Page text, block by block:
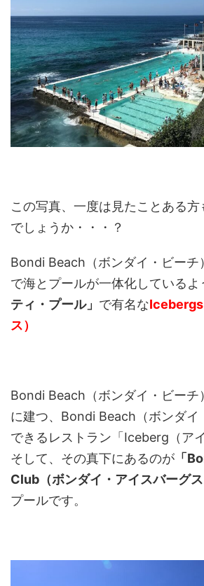
この写真、一度は見たことある
でしょうか・・・？
Bondi Beach（ボンダイ・ビーチ
で海とプールが一体化しているよ
ティ・プール」 で有名なIcebergs
ス）
Bondi Beach（ボンダイ・ビーチ
に建つ、Bondi Beach（ボンダイ
できるレストラン「Iceberg（ア
そして、その真下にあるのが 「
Club（ボンダイ・アイスバーグス
プールです。